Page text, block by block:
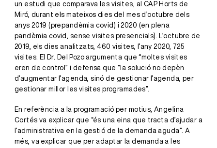
un estudi que comparava les visites, al CAP Horts de
Miró, durant els mateixos dies del mes d’octubre dels
anys 2019 (prepandèmia covid) i 2020 (en plena
pandèmia covid, sense visites presencials). L’octubre de
2019, els dies analitzats, 460 visites, l’any 2020, 725
visites. El Dr. Del Pozo argumenta que “moltes visites
eren de control” i defensa que “la solució no depèn
d’augmentar l’agenda, sinó de gestionar l’agenda, per
gestionar millor les visites programades”.
En referència a la programació per motius, Angelina
Cortés va explicar que “és una eina que tracta d’ajudar a
l’administrativa en la gestió de la demanda aguda”. A
més, va explicar que per adaptar la demanda a les